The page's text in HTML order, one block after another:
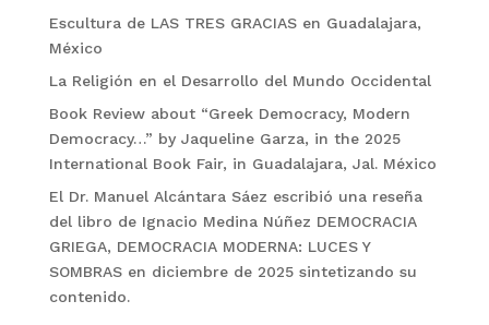
Escultura de LAS TRES GRACIAS en Guadalajara,
México
La Religión en el Desarrollo del Mundo Occidental
Book Review about “Greek Democracy, Modern
Democracy…” by Jaqueline Garza, in the 2025
International Book Fair, in Guadalajara, Jal. México
El Dr. Manuel Alcántara Sáez escribió una reseña
del libro de Ignacio Medina Núñez DEMOCRACIA
GRIEGA, DEMOCRACIA MODERNA: LUCES Y
SOMBRAS en diciembre de 2025 sintetizando su
contenido.